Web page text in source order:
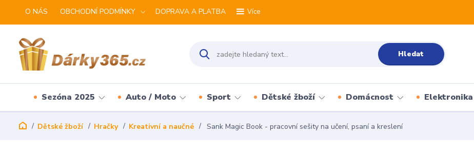
O NÁS OBCHODNÍ PODMÍNKY DOPRAVA A PLATBA Více
Hledat
Sezóna 2025 Auto / Moto Sport Dětské žboží Domácnost Elektronika
Dětské žboží Hračky Kreativní a naučné Sank Magic Book - pracovní sešity na učení, psaní a kreslení